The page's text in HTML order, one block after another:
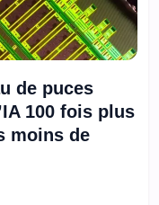
de puces
100 fois plus
moins de